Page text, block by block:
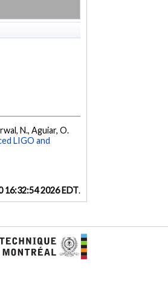
N., Aguiar, O.
LIGO and
16:32:54 2026 EDT.